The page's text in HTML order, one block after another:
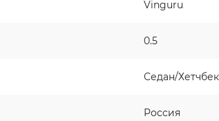
Vinguru
0.5
Седан/Хетчбек
Россия